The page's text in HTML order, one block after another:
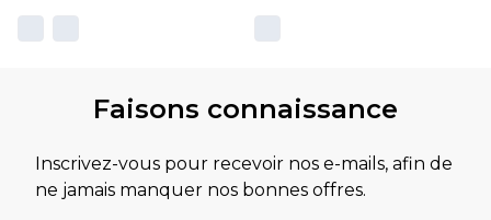
Faisons connaissance
Inscrivez-vous pour recevoir nos e-mails, afin de
ne jamais manquer nos bonnes offres.